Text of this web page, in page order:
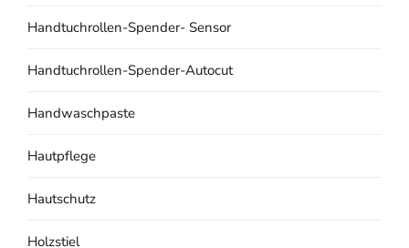
Handtuchrollen-Spender- Sensor
Handtuchrollen-Spender-Autocut
Handwaschpaste
Hautpflege
Hautschutz
Holzstiel